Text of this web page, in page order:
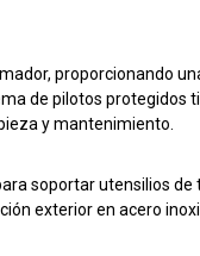
proporcionando
de pilotos protegidos
y mantenimiento.
soportar utensilios
exterior en acero